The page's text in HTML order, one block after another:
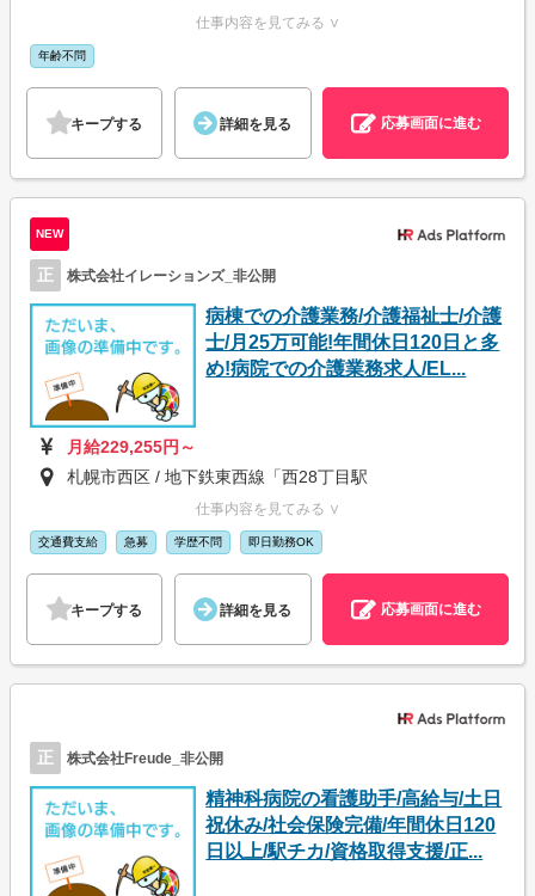
仕事内容を見てみる ∨
年齢不問
キープする 詳細を見る 応募画面に進む
NEW
正 株式会社イレーションズ_非公開
病棟での介護業務/介護福祉士/介護
士/月25万可能!年間休日120日と多
め!病院での介護業務求人/EL...
月給229,255円～
札幌市西区 / 地下鉄東西線「西28丁目駅
仕事内容を見てみる ∨
交通費支給 急募 学歴不問 即日勤務OK
キープする 詳細を見る 応募画面に進む
正 株式会社Freude_非公開
精神科病院の看護助手/高給与/土日
祝休み/社会保険完備/年間休日120
日以上/駅チカ/資格取得支援/正...